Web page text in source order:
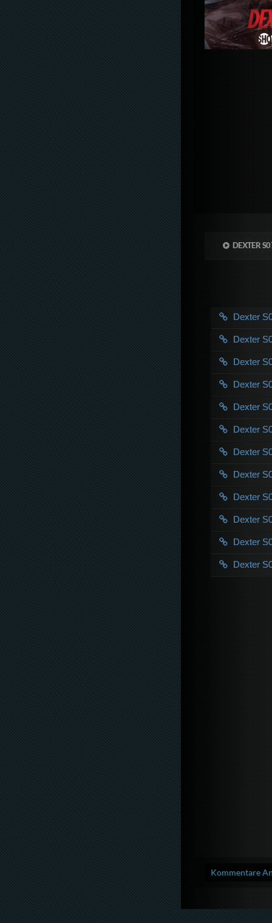
DEXTER
Dexter
Dexter
Dexter
Dexter
Dexter
Dexter
Dexter
Dexter
Dexter
Dexter
Dexter
Dexter
Kommentare